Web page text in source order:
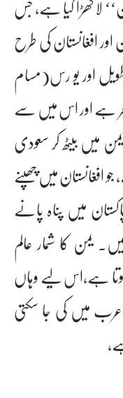
اور افغانستان کی طرح
اور یو رس(مسام
لمبائی1800کلو میٹر ہے اور اس میں سے
میں بیٹھ کر سعودی
افغانستان میں چھپنے
میں پناہ پانے
یمن کا شمار عالم
ہے،اس لیے وہاں
میں کی جا سکتی